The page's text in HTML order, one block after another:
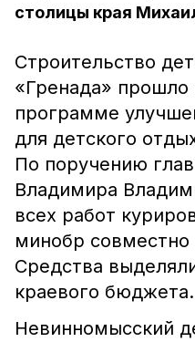
столицы края
Строительство
«Гренада»
программе
для детского
По поручению
Владимира
всех работ
минобр
Средства
краевого бюджета.
Невинномысский